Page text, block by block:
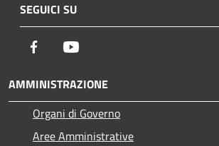
SEGUICI SU
Facebook
AMMINISTRAZIONE
Organi di Governo
Aree Amministrative